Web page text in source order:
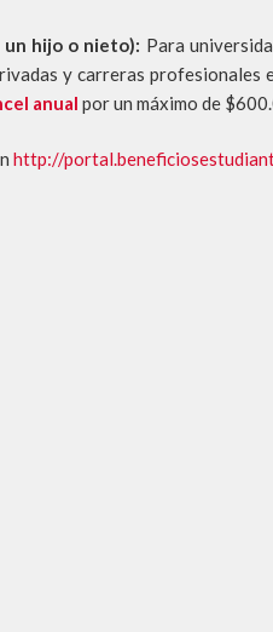
un hijo o nieto): Para
y carreras profesionales
anual por un máximo de
http://